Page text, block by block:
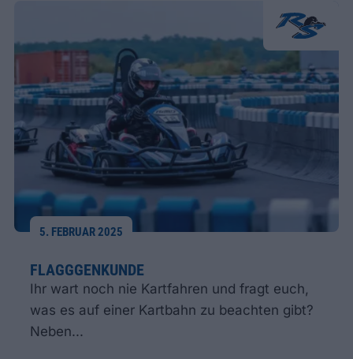
5. FEBRUAR 2025
FLAGGGENKUNDE
Ihr wart noch nie Kartfahren und fragt euch,
was es auf einer Kartbahn zu beachten gibt?
Neben...